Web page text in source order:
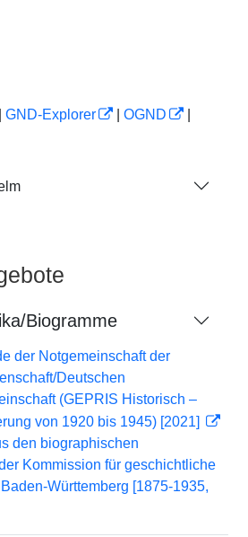
GND-Explorer OGND
Biogramme
der Notgemeinschaft der
Deutschen
(GEPRIS Historisch –
von 1920 bis 1945) [2021]
den biographischen
Kommission für geschichtliche
Württemberg [1875-1935,